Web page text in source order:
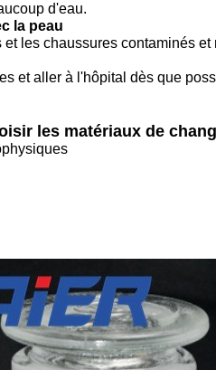
d'eau.
la peau
les chaussures contaminés
et aller à l'hôpital dès que
les matériaux de